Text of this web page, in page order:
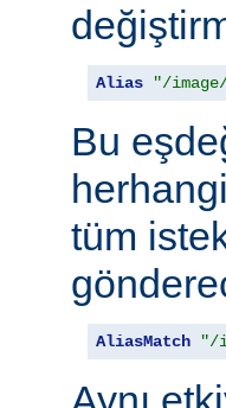
Alias "/
Bu
tüm
AliasMatch "/